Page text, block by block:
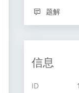
题解
信息
ID